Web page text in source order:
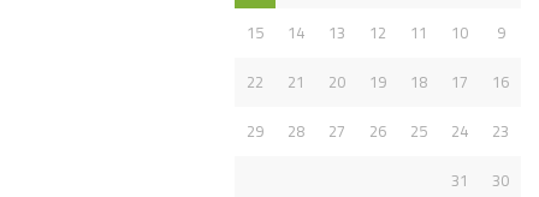
9
10
11
12
13
14
15
16
17
18
19
20
21
22
23
24
25
26
27
28
29
30
31